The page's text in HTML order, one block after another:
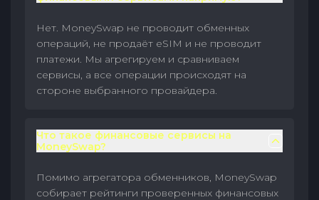
Нет. MoneySwap не проводит обменных
операций, не продаёт eSIM и не проводит
платежи. Мы агрегируем и сравниваем
сервисы, а все операции происходят на
стороне выбранного провайдера.
Что такое финансовые сервисы на
MoneySwap?
Помимо агрегатора обменников, MoneySwap
собирает рейтинги проверенных финансовых